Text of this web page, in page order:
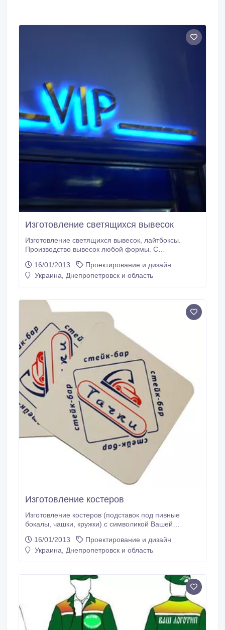
Изготовление светящихся вывесок
Изготовление светящихся вывесок, лайтбоксы.
Производство вывесок любой формы. С
16/01/2013
Проектирование и дизайн
Украина, Днепропетровск и область
Изготовление костеров
Изготовление костеров (подставок под пивные
бокалы, чашки, кружки) с символикой Вашей
закругленными углами 90х90мм и круг диаметром
94 мм. Печать шелкотрафарет или полноцвет. (056)
16/01/2013
Проектирование и дизайн
Украина, Днепропетровск и область